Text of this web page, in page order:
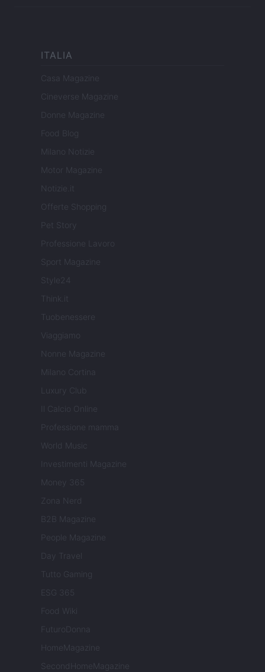
ITALIA
Casa Magazine
Cineverse Magazine
Donne Magazine
Food Blog
Milano Notizie
Motor Magazine
Notizie.it
Offerte Shopping
Pet Story
Professione Lavoro
Sport Magazine
Style24
Think.it
Tuobenessere
Viaggiamo
Nonne Magazine
Milano Cortina
Luxury Club
Il Calcio Online
Professione mamma
World Music
Investimenti Magazine
Money 365
Zona Nerd
B2B Magazine
People Magazine
Day Travel
Tutto Gaming
ESG 365
Food Wiki
FuturoDonna
HomeMagazine
SecondHomeMagazine